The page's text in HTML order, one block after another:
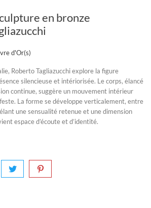
en bronze
d'Or(s)
, Roberto Tagliazucchi explore la figure
silencieuse et intériorisée. Le corps, élancé
continue, suggère un mouvement intérieur
La forme se développe verticalement, entre
une sensualité retenue et une dimension
espace d’écoute et d’identité.